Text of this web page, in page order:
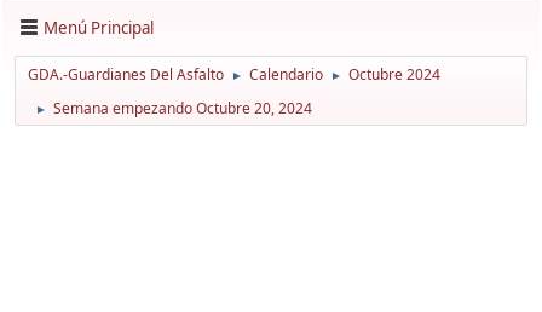
Menú Principal
GDA.-Guardianes Del Asfalto ► Calendario ► Octubre 2024
► Semana empezando Octubre 20, 2024